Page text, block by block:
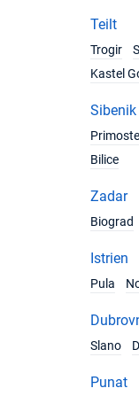
Teilt
Trogir
Kastel
Sibenik
Bilice
Zadar
Biograd
Istrien
Pula
Slano
Punat